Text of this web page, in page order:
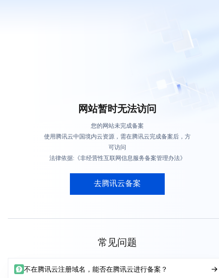
网站暂时无法访问
您的网站未完成备案
使用腾讯云中国境内云资源，需在腾讯云完成备案后，方
可访问
法律依据:《非经营性互联网信息服务备案管理办法》
去腾讯云备案
常见问题
不在腾讯云注册域名，能否在腾讯云进行备案？